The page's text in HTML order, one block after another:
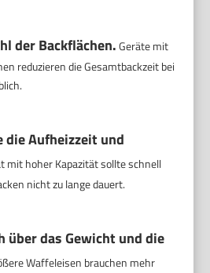
der Backflächen.Geräte mit
reduzieren die Gesamtbackzeit bei
die Aufheizzeit und
mit hoher Kapazität sollte schnell
nicht zu lange dauert.
über das Gewicht und die
Waffeleisen brauchen mehr